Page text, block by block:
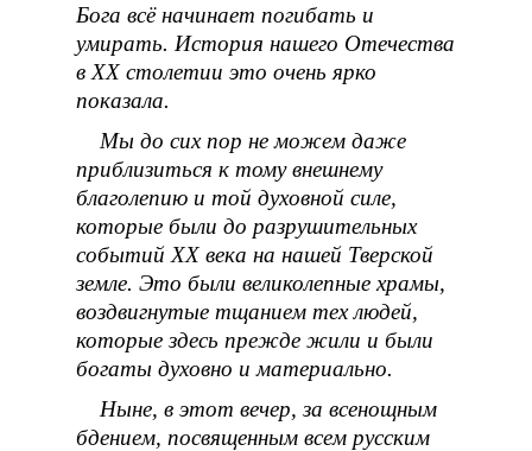
Бога всё начинает погибать и
умирать. История нашего Отечества
в XX столетии это очень ярко
показала.
Мы до сих пор не можем даже
приблизиться к тому внешнему
благолепию и той духовной силе,
которые были до разрушительных
событий XX века на нашей Тверской
земле. Это были великолепные храмы,
воздвигнутые тщанием тех людей,
которые здесь прежде жили и были
богаты духовно и материально.
Ныне, в этот вечер, за всенощным
бдением, посвященным всем русским